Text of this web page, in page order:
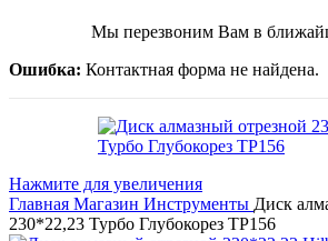
Мы перезвоним Вам в
Ошибка: Контактная форма не найдена.
Нажмите для увеличения
Главная Магазин Инструменты Диск
230*22,23 Турбо Глубокорез TP156